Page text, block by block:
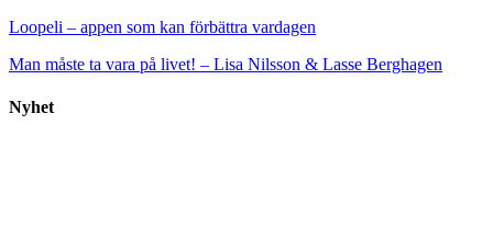
Loopeli – appen som kan förbättra vardagen
Man måste ta vara på livet! – Lisa Nilsson & Lasse Berghagen
Nyhet